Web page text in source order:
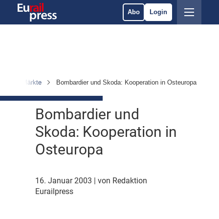
Abo Login
& Märkte Bombardier und Skoda: Kooperation in Osteuropa
Bombardier und
Skoda: Kooperation in
Osteuropa
16. Januar 2003
| von Redaktion
Eurailpress